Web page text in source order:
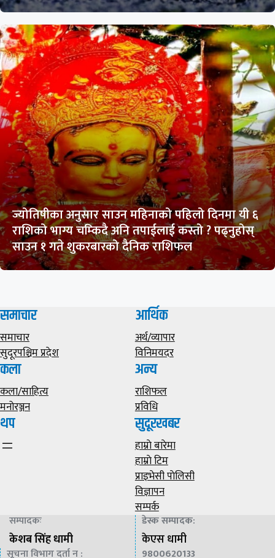
ज्योतिषीका अनुसार साउन महिनाको पहिलो दिनमा यी ६
राशिको भाग्य चम्किदै अनि तपाईलाई कस्तो ? पढ्नुहोस्
साउन १ गते शुकरबारको दैनिक राशिफल
समाचार
समाचार
सुदूरपश्चिम प्रदेश
आर्थिक
अर्थ/व्यापार
विनिमयदर
कला
कला/साहित्य
मनोरञ्जन
अन्य
राशिफल
प्रविधि
थप सुदूरखबर
हाम्राे बारेमा
हाम्राे टिम
प्राइभेसी पाेलिसी
विज्ञापन
सम्पर्क
सम्पादकः
केशब सिंह धामी
डेस्क सम्पादक:
केएस धामी
सूचना विभाग दर्ता न : 9800620133